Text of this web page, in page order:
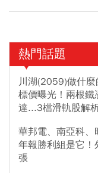
熱門話題
川湖(2059)做什
標價曝光！兩根
達...3檔滑軌股解
華邦電、南亞科
年報勝利組是它
張